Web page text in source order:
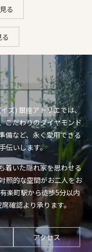
る
ズ) 銀座アトリエでは、
こだわりのダイヤモンド
備など、永く愛用できる
伝いします。
着いた隠れ家を思わせる
照的な空間がお二人をお
楽町駅から徒歩5分以内
確認より承ります。
アクセス